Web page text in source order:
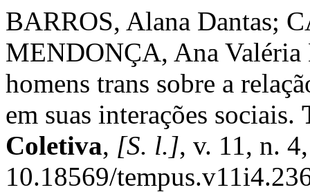
BARROS, Alana Dantas;
MENDONÇA, Ana Valéria
homens trans sobre a
em suas interações sociais.
Coletiva, [S. l.], v. 11, n.
10.18569/